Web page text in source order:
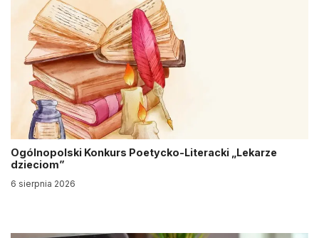
Ogólnopolski Konkurs Poetycko-Literacki „Lekarze
dzieciom”
6 sierpnia 2026